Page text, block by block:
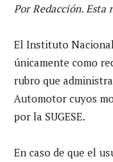
Por Redacción.
El Instituto
únicamente como
rubro que
Automotor cuyos
por la SUGESE.
En caso de que el